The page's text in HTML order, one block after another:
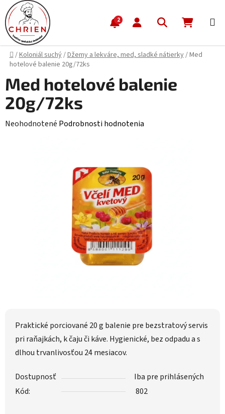
Prejsť na obsah
2 Hľadať
Domov
/Koloniál suchý/Džemy a lekváre, med, sladké nátierky/Med
hotelové balenie 20g/72ks
Praktické porciované 20 g balenie pre bezstratový servis
pri raňajkách, k čaju či káve. Hygienické, bez odpadu a s
dlhou trvanlivosťou 24 mesiacov.
Dostupnosť
Iba pre prihlásených
Kód:
802
Med hotelové balenie
20g/72ks
Priemerné hodnotenie produktu je 0,0 z 5 hviezdičiek.
Neohodnotené Podrobnosti hodnotenia